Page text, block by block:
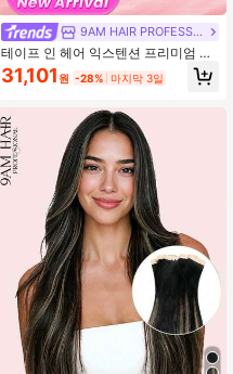
9AM HAIR PROFESSIONAL
테이프 인 헤어 익스텐션 프리미엄 리
얼 휴먼 헤어 T18-P18/613# 옴브레
허니 투 플래티넘 스트레이트 테이프
인비저블 두꺼운 갈라짐 없는 열 스타
일링 가능 재사용 가능 희박한 얇은 모
발용 살롱 데일리 파티 스타일링
31,101 원 -28% 마지막 3일